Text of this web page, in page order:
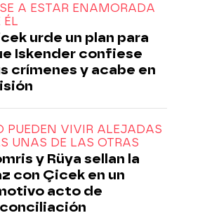
A ESTAR ENAMORADA
ÉL
urde un plan para
Iskender confiese
crímenes y acabe en
PUEDEN VIVIR ALEJADAS
UNAS DE LAS OTRAS
y Rüya sellan la
con Çicek en un
acto de